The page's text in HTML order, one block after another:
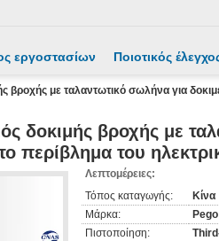
εργοστασίων Ποιοτικός
βροχής με ταλαντωτικό σωλήνα για
δοκιμής βροχής με
περίβλημα του
Λεπτομέρειες:
Τόπος καταγωγής:
Κίνα
Μάρκα:
Πιστοποίηση: